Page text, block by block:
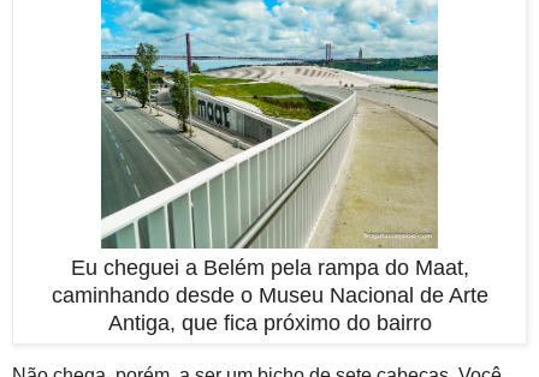
Eu cheguei a Belém pela rampa do Maat,
caminhando desde o Museu Nacional de Arte
Antiga, que fica próximo do bairro